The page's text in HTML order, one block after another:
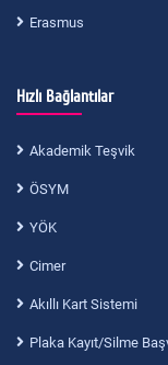
Erasmus
Hızlı Bağlantılar
Akademik Teşvik
ÖSYM
YÖK
Cimer
Akıllı Kart Sistemi
Plaka Kayıt/Silme